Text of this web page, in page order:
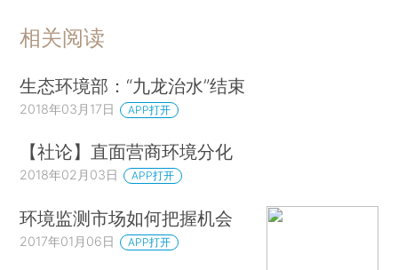
相关阅读
生态环境部：“九龙治水”结束
2018年03月17日 APP打开
【社论】直面营商环境分化
2018年02月03日 APP打开
环境监测市场如何把握机会
2017年01月06日 APP打开